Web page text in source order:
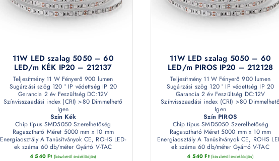
11W LED szalag 5050 – 60
LED/m KÉK IP20 – 212137
Teljesítmény 11 W Fényerő 900 lumen
Sugárzási szög 120 ° IP védettség IP 20
Garancia 2 év Feszültség DC:12V
Színvisszaadási index (CRI) >80 Dimmelhető
Igen
Szín Kék
Chip típus SMD5050 Szerelhetőség
Ragasztható Méret 5000 mm x 10 mm
Energiaosztály A Tanúsítványok CE, ROHS LED-
ek száma 60 db/méter Gyártó V-TAC
4 540Ft (készletről érdeklődjön)
11W LED szalag 5050 – 60
LED/m PIROS IP20 – 212128
Teljesítmény 11 W Fényerő 900 lumen
Sugárzási szög 120 ° IP védettség IP 20
Garancia 2 év Feszültség DC:12V
Színvisszaadási index (CRI) >80 Dimmelhető
Igen
Szín PIROS
Chip típus SMD5050 Szerelhetőség
Ragasztható Méret 5000 mm x 10 mm
Energiaosztály A Tanúsítványok CE, ROHS
ek száma 60 db/méter Gyártó V-TAC
4 540Ft (készletről érdeklődjön)